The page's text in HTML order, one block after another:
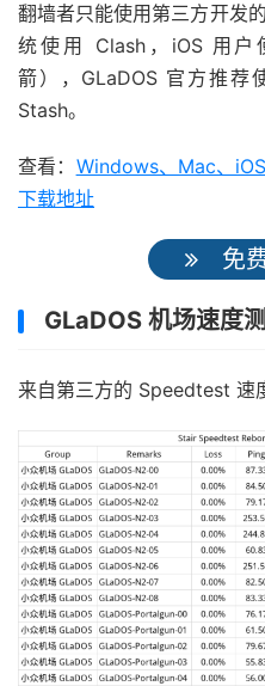
翻墙者只能使用第三方开发
统使用 Clash，iOS 用户
箭），GLaDOS 官方推荐
Stash。
查看： Windows、Mac、
下载地址
免
GLaDOS 机场速度
来自第三方的 Speedtest 速